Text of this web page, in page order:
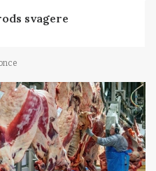
svagere